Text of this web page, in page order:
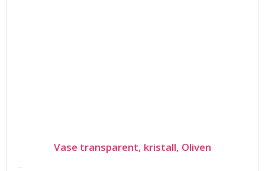
Vase transparent, kristall, Oliven
82.50 €